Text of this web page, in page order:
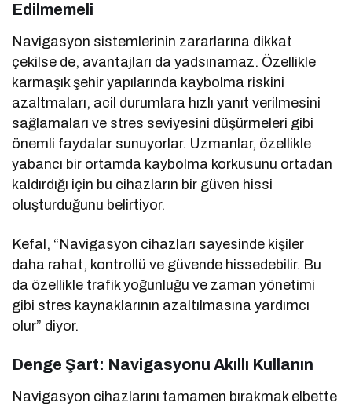
Edilmemeli
Navigasyon sistemlerinin zararlarına dikkat
çekilse de, avantajları da yadsınamaz. Özellikle
karmaşık şehir yapılarında kaybolma riskini
azaltmaları, acil durumlara hızlı yanıt verilmesini
sağlamaları ve stres seviyesini düşürmeleri gibi
önemli faydalar sunuyorlar. Uzmanlar, özellikle
yabancı bir ortamda kaybolma korkusunu ortadan
kaldırdığı için bu cihazların bir güven hissi
oluşturduğunu belirtiyor.
Kefal, “Navigasyon cihazları sayesinde kişiler
daha rahat, kontrollü ve güvende hissedebilir. Bu
da özellikle trafik yoğunluğu ve zaman yönetimi
gibi stres kaynaklarının azaltılmasına yardımcı
olur” diyor.
Denge Şart: Navigasyonu Akıllı Kullanın
Navigasyon cihazlarını tamamen bırakmak elbette